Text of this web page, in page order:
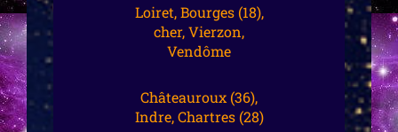
Loiret, Bourges (18),
cher, Vierzon,
Vendôme
Châteauroux (36),
Indre, Chartres (28)
Toulon (83),
Tarbes (65),
Lourdes, Pau
(64), Bayonne,
(31),Haute
Garonne
(30), Lausanne,